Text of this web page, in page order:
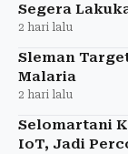
Segera
2 hari lalu
Sleman
Malaria
2 hari lalu
Selomartani
IoT, Jadi